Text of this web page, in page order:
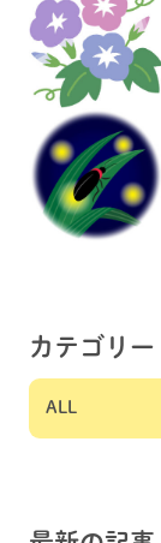
カテゴリー